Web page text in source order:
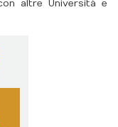
altre Università e